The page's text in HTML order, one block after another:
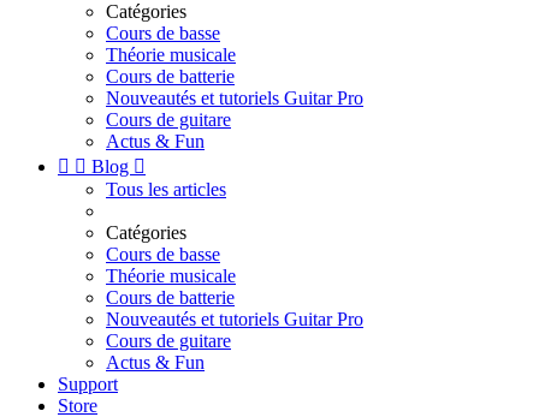
Catégories
Cours de basse
Théorie musicale
Cours de batterie
Nouveautés et tutoriels Guitar Pro
Cours de guitare
Actus & Fun
  Blog 
Tous les articles
Catégories
Cours de basse
Théorie musicale
Cours de batterie
Nouveautés et tutoriels Guitar Pro
Cours de guitare
Actus & Fun
Support
Store